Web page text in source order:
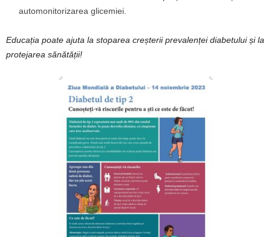
automonitorizarea glicemiei.
Educația poate ajuta la stoparea creșterii prevalenței diabetului și la
protejarea sănătății!